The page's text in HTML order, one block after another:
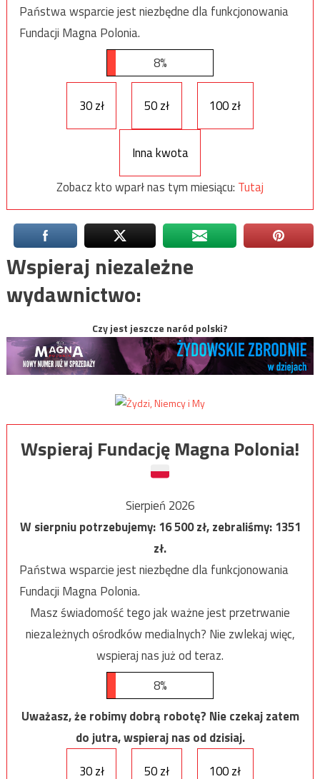
Państwa wsparcie jest niezbędne dla funkcjonowania
Fundacji Magna Polonia.
8%
30 zł 50 zł 100 zł
Inna kwota
Zobacz kto wparł nas tym miesiącu: Tutaj
Wspieraj niezależne
wydawnictwo:
Czy jest jeszcze naród polski?
Wspieraj Fundację Magna Polonia!
Sierpień 2026
W sierpniu potrzebujemy:16 500zł, zebraliśmy:1351
zł.
Państwa wsparcie jest niezbędne dla funkcjonowania
Fundacji Magna Polonia.
Masz świadomość tego jak ważne jest przetrwanie
niezależnych ośrodków medialnych? Nie zwlekaj więc,
wspieraj nas już od teraz.
8%
Uważasz, że robimy dobrą robotę? Nie czekaj zatem
do jutra, wspieraj nas od dzisiaj.
30 zł
50 zł 100 zł